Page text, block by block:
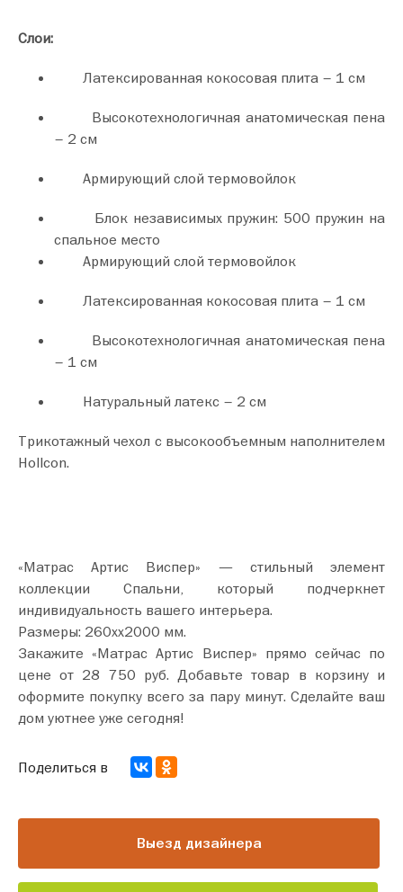
Слои:
Латексированная кокосовая плита – 1 см
Высокотехнологичная анатомическая пена
– 2 см
Армирующий слой термовойлок
Блок независимых пружин: 500 пружин на
спальное место
Армирующий слой термовойлок
Латексированная кокосовая плита – 1 см
Высокотехнологичная анатомическая пена
– 1 см
Натуральный латекс – 2 см
Трикотажный чехол с высокообъемным наполнителем
Hollcon.
«Матрас Артис Виспер» — стильный элемент
коллекции Спальни, который подчеркнет
индивидуальность вашего интерьера.
Размеры: 260хх2000 мм.
Закажите «Матрас Артис Виспер» прямо сейчас по
цене от 28 750 руб. Добавьте товар в корзину и
оформите покупку всего за пару минут. Сделайте ваш
дом уютнее уже сегодня!
Выезд дизайнера
Поделиться в